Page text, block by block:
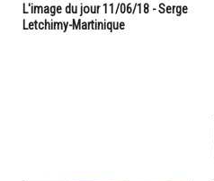
L'image du jour 11/06/18 - Serge
Letchimy-Martinique